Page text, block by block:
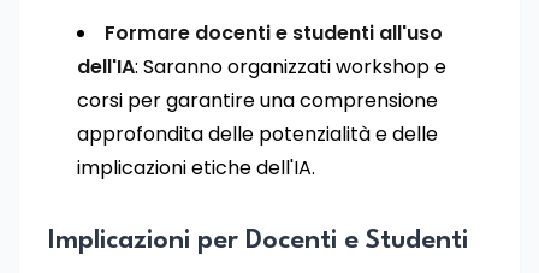
Formare docenti e studenti all'uso
dell'IA: Saranno organizzati workshop e
corsi per garantire una comprensione
approfondita delle potenzialità e delle
implicazioni etiche dell'IA.
Implicazioni per Docenti e Studenti